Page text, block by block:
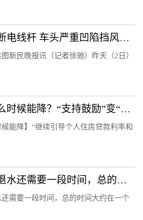
凌晨一小货车撞断电线杆 车头严重凹陷挡风玻璃粉碎
新民晚报讯（记者徐驰）昨天（2日）
存量房贷利率什么时候能降？“支持鼓励”变“指导”
候能降】“继续引导个人住房贷款利率和
河北：蓄滞洪区退水还需要一段时间，总的时间大约在一个月
还需要一段时间，总的时间大约在一个